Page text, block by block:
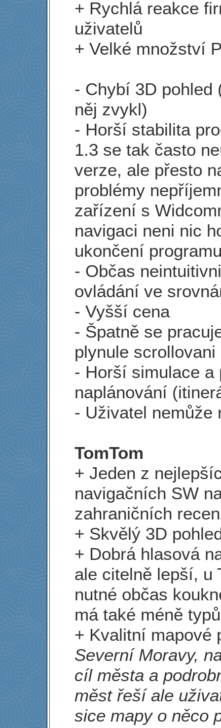
+ Rychlá reakce
uživatelů
+ Velké množství
- Chybí 3D pohled
něj zvykl)
- Horší stabilita
1.3 se tak často
verze, ale přesto
problémy
zařízení s
navigaci neni nic
ukončení
- Občas
ovládání ve
- Vyšší cena
- Špatně se
plynule scrollovani
- Horší simulace
naplánování
- Uživatel nemůže
TomTom
+ Jeden z
navigačních SW
zahraničních
+ Skvělý 3D
+ Dobrá hlasová
ale citelně lepší, u
nutné občas
má také méně
+ Kvalitní mapové
Severní Moravy,
cíl města a
měst řeší ale
sice mapy o něco